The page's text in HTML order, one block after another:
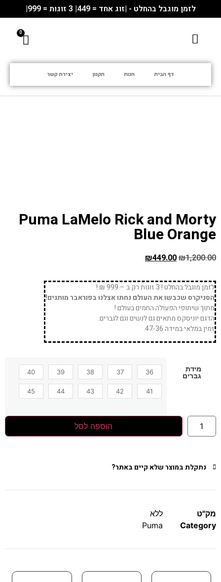
לזמן מוגבל בהחלט - |זוג אחד = 449| 3 זוגות = 999|
דף הבית חנות תקנון יצירת קשר
Puma LaMelo Rick and Morty
Blue Orange
₪1,200.00
₪449.00
לזמן מוגבל בהחלט ! 3 זוגות רק ב – 999 ₪ !
הסניקרס שכבשו את העולם נחתו אצלנו בפוראבר מותגים!
מתוך שיתופי הפעולה החמים בעולם !
הדגם יוניסקס מתאים גם לנשים וגם לגברים.
זמין במלאי במידה 47-36.
מידת
גברים
36
37
38
39
40
41
42
43
44
45
הוספה לסל
נתקלת במוצר שלא קיים באתר?
מק"ט
ללא
Category
Puma